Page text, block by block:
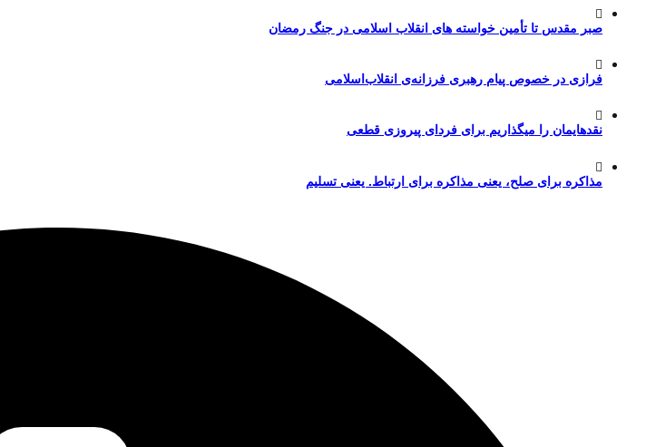
صبر مقدس تا تأمین خواسته های انقلاب اسلامی در جنگ رمضان
فرازی در خصوص پیام رهبری فرزانه‌ی انقلاب‌اسلامی
نقدهایمان را میگذاریم برای فردای پیروزی قطعی
مذاکره برای صلح، یعنی مذاکره برای ارتباط. یعنی تسلیم